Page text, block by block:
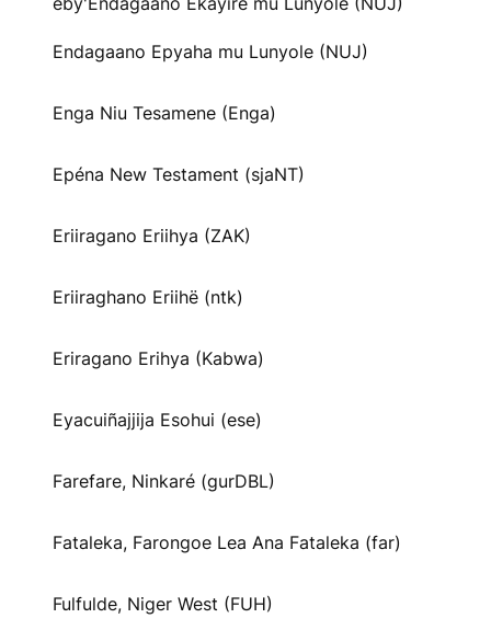
Endagaano Epyaha mu Lunyole (NUJ)
Enga Niu Tesamene (Enga)
Epéna New Testament (sjaNT)
Eriiragano Eriihya (ZAK)
Eriiraghano Eriihë (ntk)
Eriragano Erihya (Kabwa)
Eyacuiñajjija Esohui (ese)
Farefare, Ninkaré (gurDBL)
Fataleka, Farongoe Lea Ana Fataleka (far)
Fulfulde, Niger West (FUH)